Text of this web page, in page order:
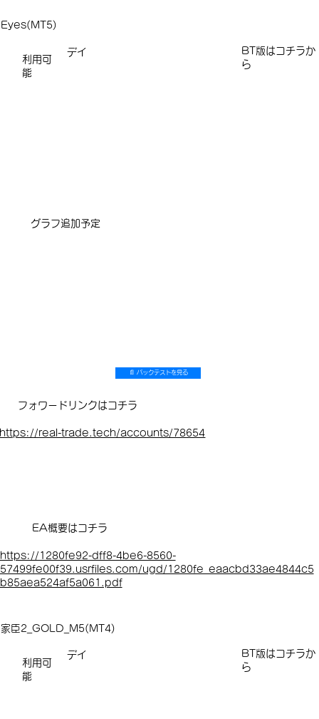
フォワードリンクはコチラ
https://real-trade.tech/accounts/78654
デイ
EA概要はコチラ
https://1280fe92-dff8-4be6-8560-
57499fe00f39.usrfiles.com/ugd/1280fe_eaacbd33ae4844c5
b85aea524af5a061.pdf
​​​BT版はコチラか
ら
利用可
能
📄 バックテストを見る
Eyes(MT5)
​グラフ追加予定
デイ
​​​BT版はコチラか
ら
利用可
能
家臣2_GOLD_M5(MT4)